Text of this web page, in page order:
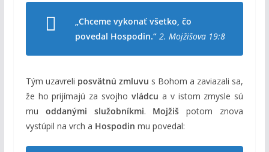
„Chceme vykonať všetko, čo
povedal Hospodin.“ 2. Mojžišova 19:8
Tým uzavreli posvätnú zmluvu s Bohom a zaviazali sa,
že ho prijímajú za svojho vládcu a v istom zmysle sú
mu oddanými služobníkmi. Mojžiš potom znova
vystúpil na vrch a Hospodin mu povedal: